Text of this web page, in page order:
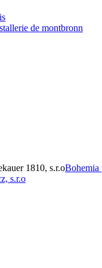
de montbronn
Bohemia
s.r.o